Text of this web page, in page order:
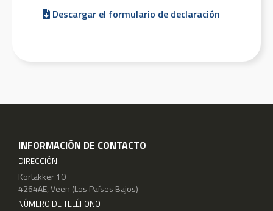
Descargar el formulario de declaración
INFORMACIÓN DE CONTACTO
DIRECCIÓN:
Kortakker 10
4264AE, Veen (Los Países Bajos)
NÚMERO DE TELÉFONO